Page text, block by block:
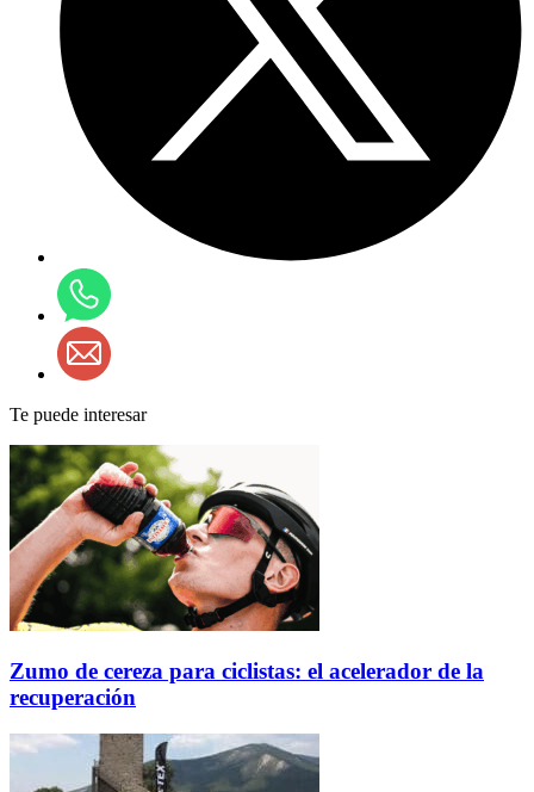
Te puede interesar
Zumo de cereza para ciclistas: el acelerador de la
recuperación